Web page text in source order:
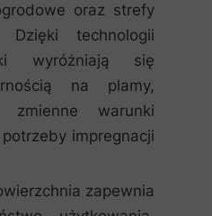
oraz strefy
Dzięki technologii
wyróżniają się
na plamy,
warunki
impregnacji
zapewnia